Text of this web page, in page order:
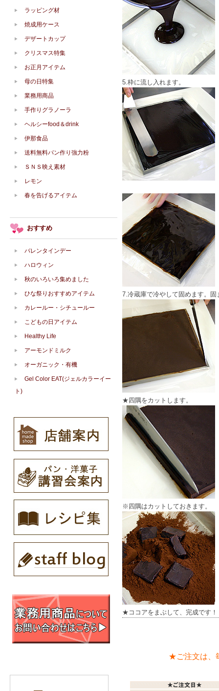
5.枠に流し入れます。
7.冷蔵庫で冷やして固めます。
★四隅をカットします。
※四隅はカットしておきます。
★ココアをまぶして、完成です！
★ご注文は、
ラッピング材
焼成用ケース
デザートカップ
クリスマス特集
お正月アイテム
母の日特集
業務用商品
手作りグラノーラ
ヘルシーfood＆drink
伊那食品
送料無料パン作り強力粉
ＳＮＳ映え素材
レモン
春を告げるアイテム
おすすめ
バレンタインデー
ハロウィン
秋のいろいろ集めました
ひな祭りおすすめアイテム
カレールー・シチュールー
こどもの日アイテム
Healthy Life
アーモンドミルク
オーガニック・有機
Gel Color EAT(ジェルカラーイー
ト)